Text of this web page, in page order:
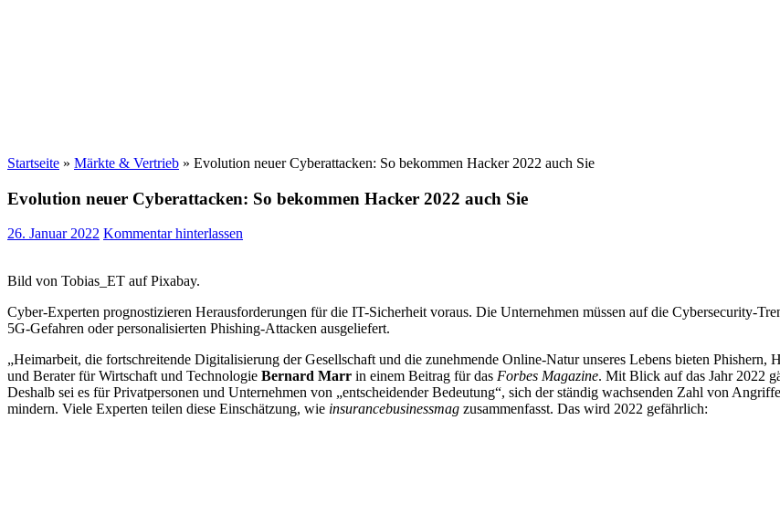
Startseite » Märkte & Vertrieb » Evolution neuer Cyberattacken: So bekommen Hacker 2022 auch Sie
Evolution neuer Cyberattacken: So bekommen Hacker 2022 auch Sie
26. Januar 2022 Kommentar hinterlassen
Bild von Tobias_ET auf Pixabay.
Cyber-Experten prognostizieren Herausforderungen für die IT-Sicherheit voraus. Die Unternehmen müssen auf die Cybersecurity-
5G-Gefahren oder personalisierten Phishing-Attacken ausgeliefert.
„Heimarbeit, die fortschreitende Digitalisierung der Gesellschaft und die zunehmende Online-Natur unseres Lebens bieten
und Berater für Wirtschaft und Technologie Bernard Marr in einem Beitrag für das Forbes Magazine. Mit Blick auf das Jahr 2022
Deshalb sei es für Privatpersonen und Unternehmen von „entscheidender Bedeutung“, sich der ständig wachsenden Zahl von
mindern. Viele Experten teilen diese Einschätzung, wie insurancebusinessmag zusammenfasst. Das wird 2022 gefährlich: